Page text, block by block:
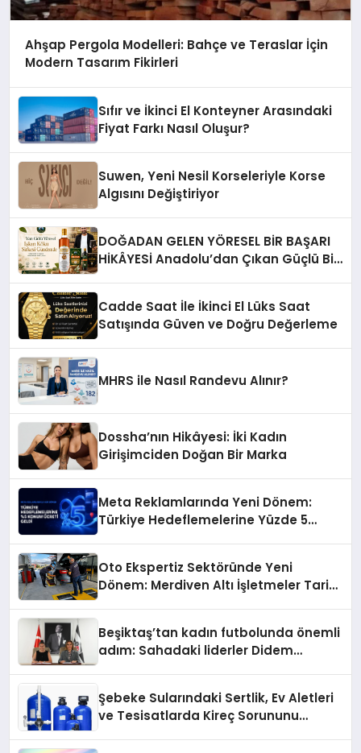
Ahşap Pergola Modelleri: Bahçe ve Teraslar İçin
Modern Tasarım Fikirleri
Sıfır ve İkinci El Konteyner Arasındaki
Fiyat Farkı Nasıl Oluşur?
Suwen, Yeni Nesil Korseleriyle Korse
Algısını Değiştiriyor
DOĞADAN GELEN YÖRESEL BİR BAŞARI
HİKÂYESİ Anadolu’dan Çıkan Güçlü Bir
Cadde Saat İle İkinci El Lüks Saat
Satışında Güven ve Doğru Değerleme
MHRS ile Nasıl Randevu Alınır?
Dossha’nın Hikâyesi: İki Kadın
Girişimciden Doğan Bir Marka
Meta Reklamlarında Yeni Dönem:
Türkiye Hedeflemelerine Yüzde 5
Oto Ekspertiz Sektöründe Yeni
Dönem: Merdiven Altı İşletmeler Tarih
Beşiktaş’tan kadın futbolunda önemli
adım: Sahadaki liderler Didem
Şebeke Sularındaki Sertlik, Ev Aletleri
ve Tesisatlarda Kireç Sorununu